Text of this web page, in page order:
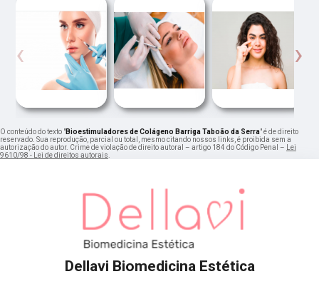
‹ ›
O conteúdo do texto "Bioestimuladores de Colágeno Barriga Taboão da Serra" é de direito
reservado. Sua reprodução, parcial ou total, mesmo citando nossos links, é proibida sem a
autorização do autor. Crime de violação de direito autoral – artigo 184 do Código Penal –
Lei
9610/98 - Lei de direitos autorais
Dellavi Biomedicina Estética